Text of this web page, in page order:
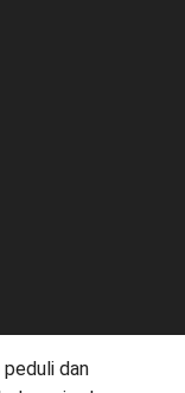
peduli dan